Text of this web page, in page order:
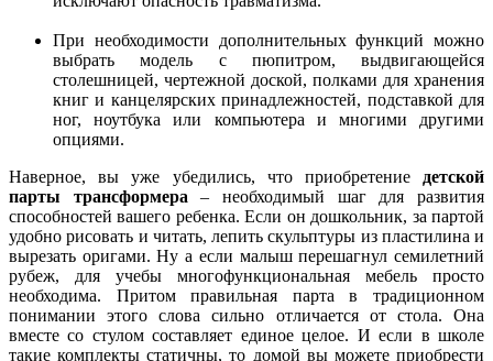
При необходимости дополнительных функций можно
выбрать модель с пюпитром, выдвигающейся
столешницей, чертежной доской, полками для хранения
книг и канцелярских принадлежностей, подставкой для
ног, ноутбука или компьютера и многими другими
опциями.
Наверное, вы уже убедились, что приобретение детской
парты трансформера – необходимый шаг для развития
способностей вашего ребенка. Если он дошкольник, за партой
удобно рисовать и читать, лепить скульптуры из пластилина и
вырезать оригами. Ну а если малыш перешагнул семилетний
рубеж, для учебы многофункциональная мебель просто
необходима. Притом правильная парта в традиционном
понимании этого слова сильно отличается от стола. Она
вместе со стулом составляет единое целое. И если в школе
такие комплекты статичны, то домой вы можете приобрести